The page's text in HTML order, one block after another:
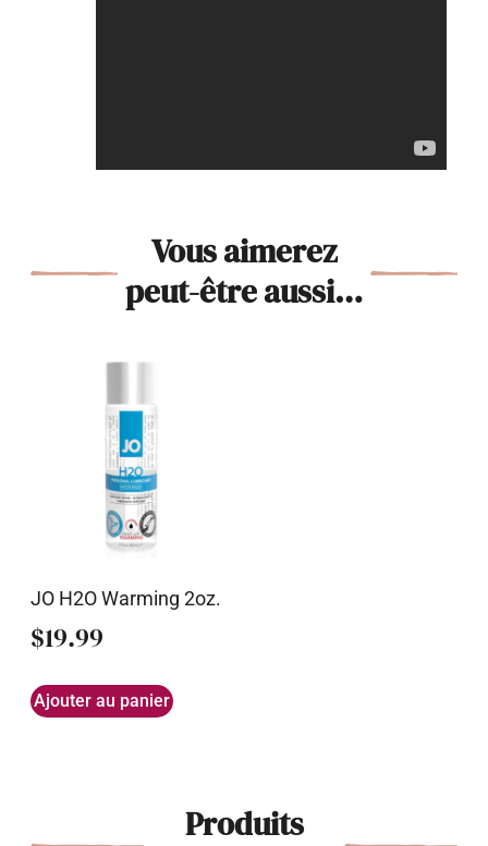
Vous aimerez
peut-être aussi…
JO H2O Warming 2oz.
$19.99
Ajouter au panier
Produits